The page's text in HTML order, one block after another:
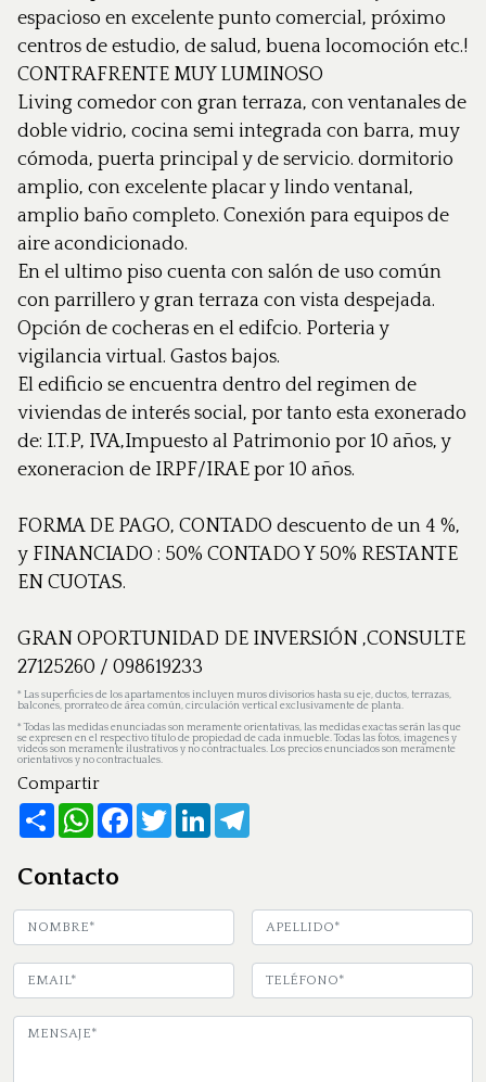
espacioso en excelente punto comercial, próximo
centros de estudio, de salud, buena locomoción etc.!
CONTRAFRENTE MUY LUMINOSO
Living comedor con gran terraza, con ventanales de
doble vidrio, cocina semi integrada con barra, muy
cómoda, puerta principal y de servicio. dormitorio
amplio, con excelente placar y lindo ventanal,
amplio baño completo. Conexión para equipos de
aire acondicionado.
En el ultimo piso cuenta con salón de uso común
con parrillero y gran terraza con vista despejada.
Opción de cocheras en el edifcio. Porteria y
vigilancia virtual. Gastos bajos.
El edificio se encuentra dentro del regimen de
viviendas de interés social, por tanto esta exonerado
de: I.T.P, IVA,Impuesto al Patrimonio por 10 años, y
exoneracion de IRPF/IRAE por 10 años.
FORMA DE PAGO, CONTADO descuento de un 4 %,
y FINANCIADO : 50% CONTADO Y 50% RESTANTE
EN CUOTAS.
GRAN OPORTUNIDAD DE INVERSIÓN ,CONSULTE
27125260 / 098619233
* Las superficies de los apartamentos incluyen muros divisorios hasta su eje, ductos, terrazas,
balcones, prorrateo de área común, circulación vertical exclusivamente de planta.
*Todas las medidas enunciadas son meramente orientativas, las medidas exactas serán las que
se expresen en el respectivo título de propiedad de cada inmueble. Todas las fotos, imagenes y
videos son meramente ilustrativos y no contractuales. Los precios enunciados son meramente
orientativos y no contractuales.
Compartir
ShareWhatsApp
Facebook
TwitterLinkedIn
Contacto